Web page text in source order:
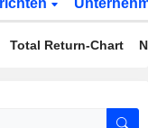
Total Return-Chart